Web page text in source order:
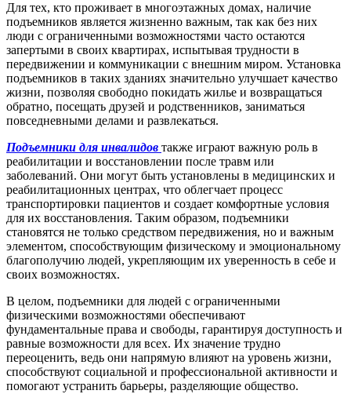
Для тех, кто проживает в многоэтажных домах, наличие
подъемников является жизненно важным, так как без них
люди с ограниченными возможностями часто остаются
запертыми в своих квартирах, испытывая трудности в
передвижении и коммуникации с внешним миром. Установка
подъемников в таких зданиях значительно улучшает качество
жизни, позволяя свободно покидать жилье и возвращаться
обратно, посещать друзей и родственников, заниматься
повседневными делами и развлекаться.
Подъемники для инвалидов также играют важную роль в
реабилитации и восстановлении после травм или
заболеваний. Они могут быть установлены в медицинских и
реабилитационных центрах, что облегчает процесс
транспортировки пациентов и создает комфортные условия
для их восстановления. Таким образом, подъемники
становятся не только средством передвижения, но и важным
элементом, способствующим физическому и эмоциональному
благополучию людей, укрепляющим их уверенность в себе и
своих возможностях.
В целом, подъемники для людей с ограниченными
физическими возможностями обеспечивают
фундаментальные права и свободы, гарантируя доступность и
равные возможности для всех. Их значение трудно
переоценить, ведь они напрямую влияют на уровень жизни,
способствуют социальной и профессиональной активности и
помогают устранить барьеры, разделяющие общество.